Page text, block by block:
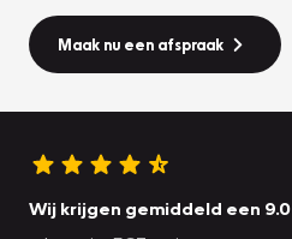
Maak nu een afspraak
Wij krijgen gemiddeld een 9.0